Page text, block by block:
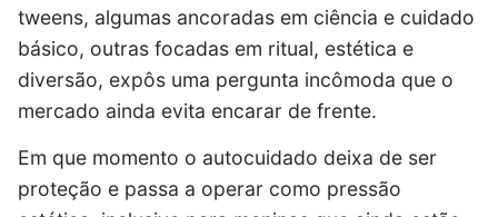
tweens, algumas ancoradas em ciência e cuidado
básico, outras focadas em ritual, estética e
diversão, expôs uma pergunta incômoda que o
mercado ainda evita encarar de frente.
Em que momento o autocuidado deixa de ser
proteção e passa a operar como pressão